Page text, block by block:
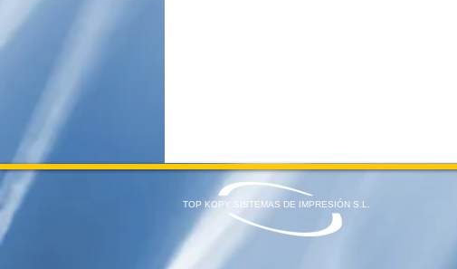
TOP KOPY SISTEMAS DE IMPRESIÓN S.L.